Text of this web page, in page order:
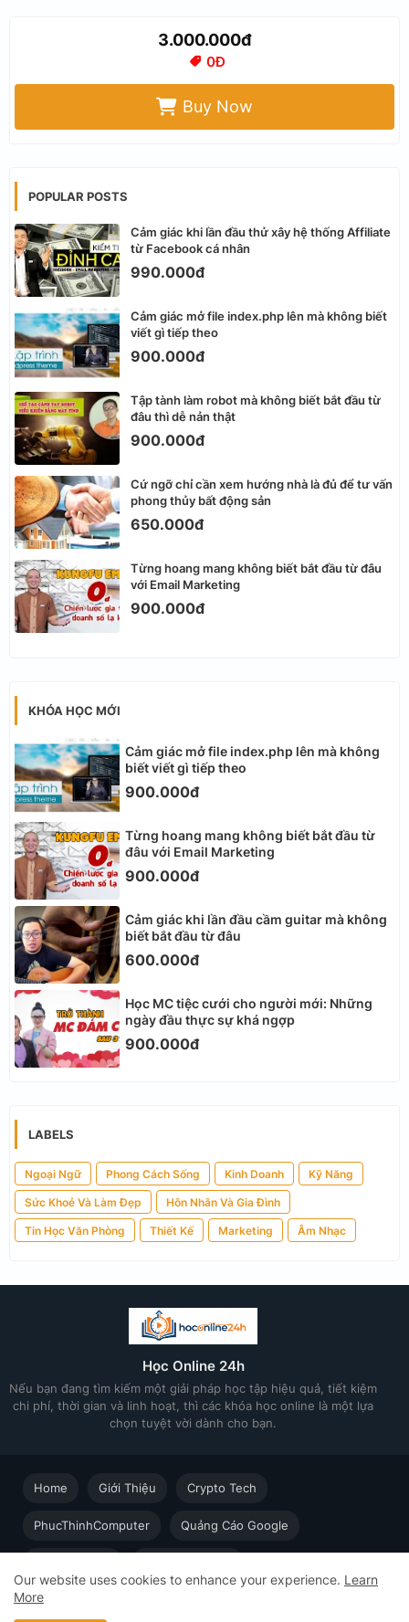
3.000.000đ
0Đ
Buy Now
POPULAR POSTS
Cảm giác khi lần đầu thử xây hệ thống Affiliate
từ Facebook cá nhân
990.000đ
Cảm giác mở file index.php lên mà không biết
viết gì tiếp theo
900.000đ
Tập tành làm robot mà không biết bắt đầu từ
đâu thì dễ nản thật
900.000đ
Cứ ngỡ chỉ cần xem hướng nhà là đủ để tư vấn
phong thủy bất động sản
650.000đ
Từng hoang mang không biết bắt đầu từ đâu
với Email Marketing
900.000đ
KHÓA HỌC MỚI
Cảm giác mở file index.php lên mà không
biết viết gì tiếp theo
900.000đ
Từng hoang mang không biết bắt đầu từ
đâu với Email Marketing
900.000đ
Cảm giác khi lần đầu cầm guitar mà không
biết bắt đầu từ đâu
600.000đ
Học MC tiệc cưới cho người mới: Những
ngày đầu thực sự khá ngợp
900.000đ
LABELS
Ngoại Ngữ Phong Cách Sống Kinh Doanh Kỹ Năng
Sức Khoẻ Và Làm Đẹp Hôn Nhân Và Gia Đình
Tin Học Văn Phòng Thiết Kế Marketing Âm Nhạc
Học Online 24h
Nếu bạn đang tìm kiếm một giải pháp học tập hiệu quả, tiết kiệm
chi phí, thời gian và linh hoạt, thì các khóa học online là một lựa
chọn tuyệt vời dành cho bạn.
Học Online cùng Chuyên gia - Khóa học trực tuyến dành cho
Home Giới Thiệu Crypto Tech
PhucThinhComputer Quảng Cáo Google
Our website uses cookies to enhance your experience. Learn
More